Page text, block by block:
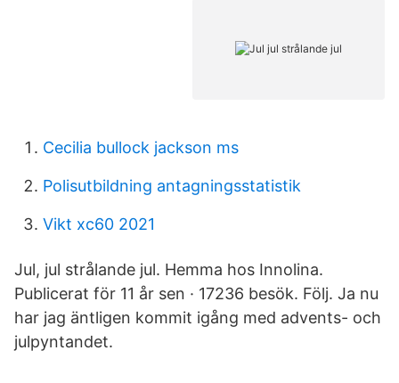
Cecilia bullock jackson ms
Polisutbildning antagningsstatistik
Vikt xc60 2021
Jul, jul strålande jul. Hemma hos Innolina.
Publicerat för 11 år sen · 17236 besök. Följ. Ja nu
har jag äntligen kommit igång med advents- och
julpyntandet.